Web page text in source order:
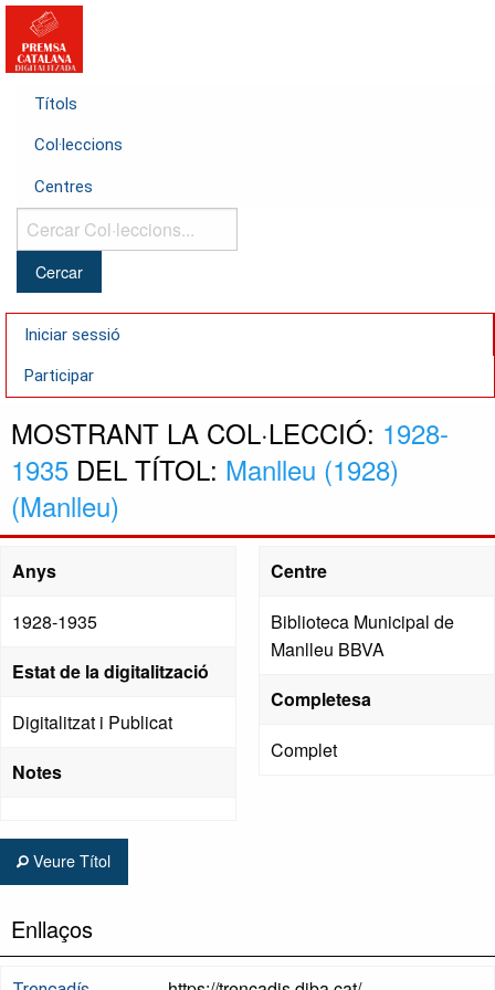
Títols
Col·leccions
Centres
Cercar
Col·leccions...
Iniciar sessió
Participar
MOSTRANT LA COL·LECCIÓ: 1928-
1935 DEL TÍTOL: Manlleu (1928)
(Manlleu)
Anys
1928-1935
Estat de la digitalització
Digitalitzat i Publicat
Notes
Centre
Biblioteca Municipal de
Manlleu BBVA
Completesa
Complet
Veure Títol
Enllaços